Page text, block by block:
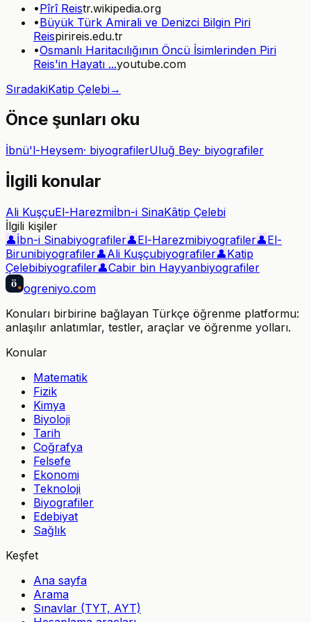
•Pîrî Reistr.wikipedia.org
•Büyük Türk Amirali ve Denizci Bilgin Piri
Reispirireis.edu.tr
•Osmanlı Haritacılığının Öncü İsimlerinden Piri
Reis'in Hayatı ...youtube.com
SıradakiKatip Çelebi→
Önce şunları oku
İbnü'l-Heysem· biyografilerUluğ Bey· biyografiler
İlgili konular
Ali KuşçuEl-Harezmiİbn-i SinaKâtip Çelebi
İlgili kişiler
👤İbn-i Sinabiyografiler👤El-Harezmibiyografiler👤El-
Birunibiyografiler👤Ali Kuşçubiyografiler👤Katip
Çelebibiyografiler👤Cabir bin Hayyanbiyografiler
ö ogreniyo.com
Konuları birbirine bağlayan Türkçe öğrenme platformu:
anlaşılır anlatımlar, testler, araçlar ve öğrenme yolları.
Konular
Matematik
Fizik
Kimya
Biyoloji
Tarih
Coğrafya
Felsefe
Ekonomi
Teknoloji
Biyografiler
Edebiyat
Sağlık
Keşfet
Ana sayfa
Arama
Sınavlar (TYT, AYT)